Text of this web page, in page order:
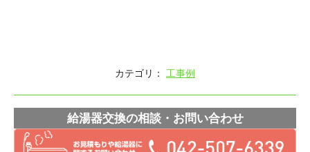
カテゴリ： 工事例
給湯器交換の相談・お問い合わせ